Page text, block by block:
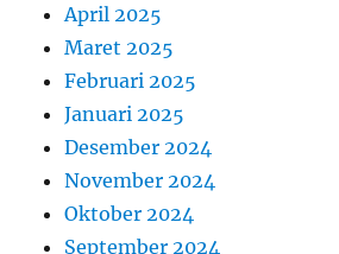
April 2025
Maret 2025
Februari 2025
Januari 2025
Desember 2024
November 2024
Oktober 2024
September 2024